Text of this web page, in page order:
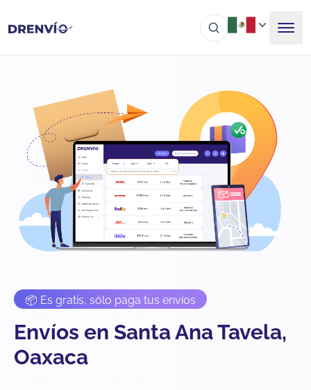
📦 Es gratis, sólo paga tus envíos
Envíos en Santa Ana Tavela,
Oaxaca